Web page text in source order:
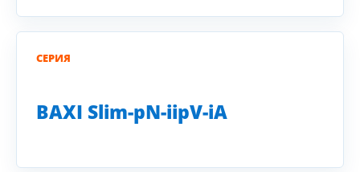
СЕРИЯ
BAXI Slim-pN-iipV-iA